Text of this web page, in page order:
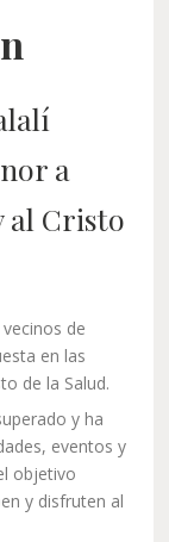
a
al Cristo
de
en las
de la Salud.
y ha
eventos y
objetivo
y disfruten al